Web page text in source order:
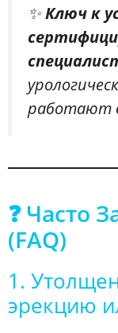
✨Ключ к
работают
❓ Часто
(FAQ)
1.
эрекцию